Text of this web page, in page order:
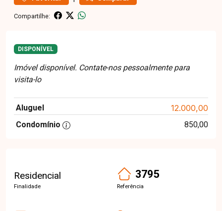
Compartilhe:
DISPONÍVEL
Imóvel disponível. Contate-nos pessoalmente para
visita-lo
Aluguel 12.000,00
Condomínio 850,00
Residencial
Finalidade
3795
Referência